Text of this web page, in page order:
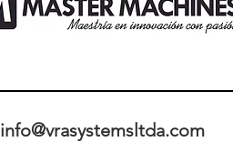
info@vrasystemsltda.com